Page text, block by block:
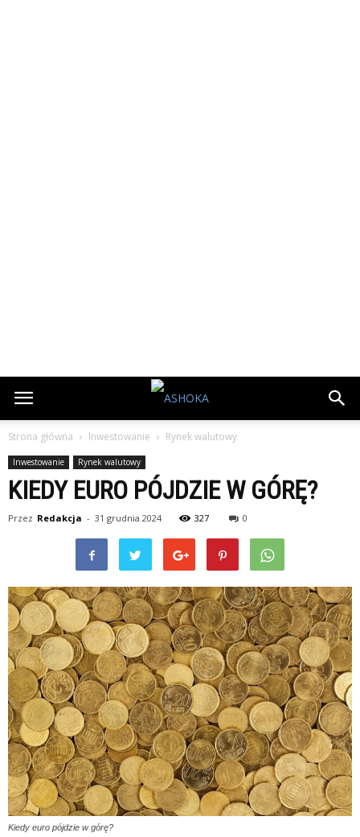
Strona główna Inwestowanie Rynek walutowy
Inwestowanie Rynek walutowy
KIEDY EURO PÓJDZIE W GÓRĘ?
Przez Redakcja - 31 grudnia 2024 327 0
Kiedy euro pójdzie w górę?